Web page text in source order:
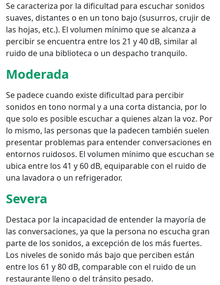
Se caracteriza por la dificultad para escuchar sonidos
suaves, distantes o en un tono bajo (susurros, crujir de
las hojas, etc.). El volumen mínimo que se alcanza a
percibir se encuentra entre los 21 y 40 dB, similar al
ruido de una biblioteca o un despacho tranquilo.
Moderada
Se padece cuando existe dificultad para percibir
sonidos en tono normal y a una corta distancia, por lo
que solo es posible escuchar a quienes alzan la voz. Por
lo mismo, las personas que la padecen también suelen
presentar problemas para entender conversaciones en
entornos ruidosos. El volumen mínimo que escuchan se
ubica entre los 41 y 60 dB, equiparable con el ruido de
una lavadora o un refrigerador.
Severa
Destaca por la incapacidad de entender la mayoría de
las conversaciones, ya que la persona no escucha gran
parte de los sonidos, a excepción de los más fuertes.
Los niveles de sonido más bajo que perciben están
entre los 61 y 80 dB, comparable con el ruido de un
restaurante lleno o del tránsito pesado.